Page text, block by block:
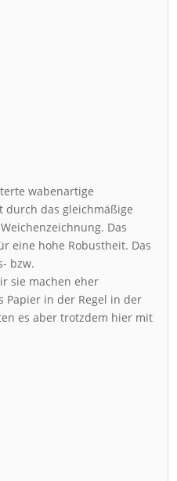
wabenartige
durch das gleichmäßige
Das
eine hohe Robustheit. Das
bzw.
sie machen eher
Papier in der Regel in der
es aber trotzdem hier mit